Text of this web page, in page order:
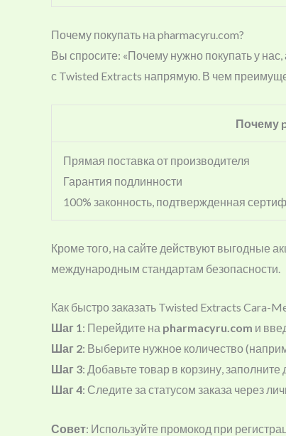
Почему покупать на pharmacyru.com?
Вы спросите: «Почему нужно покупать у
с Twisted Extracts напрямую. В чем
Почему
Прямая поставка от производителя
Гарантия подлинности
100% законность, подтвержденная
Кроме того, на сайте действуют выгодные
международным стандартам безопасности.
Как быстро заказать Twisted Extracts Cara-
Шаг 1: Перейдите на pharmacyru.com и
Шаг 2: Выберите нужное количество
Шаг 3: Добавьте товар в корзину,
Шаг 4: Следите за статусом заказа через
Совет: Используйте промокод при